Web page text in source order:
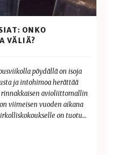
ONKO
VÄLIÄ?
pöydällä on isoja
ja intohimoa herättää
rinnakkaisen avioliittomallin
viimeisen vuoden aikana
on tuotu…